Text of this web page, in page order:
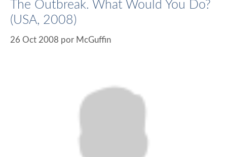
The Outbreak. What Would You Do?
(USA, 2008)
26 Oct 2008 por McGuffin